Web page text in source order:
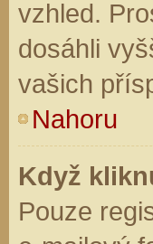
vzhled.
dosáhli
vašich
Nahoru
Když
Pouze